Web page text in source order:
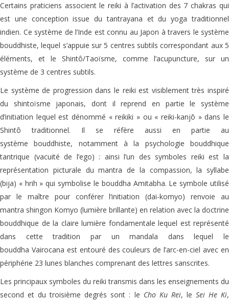
Certains praticiens associent le reiki à l’activation des 7 chakras qui
est une conception issue du tantrayana et du yoga traditionnel
indien. Ce système de l’Inde est connu au Japon à travers le système
bouddhiste, lequel s’appuie sur 5 centres subtils correspondant aux 5
éléments, et le Shintô/Taoïsme, comme l’acupuncture, sur un
système de 3 centres subtils.
Le système de progression dans le reiki est visiblement très inspiré
du shintoïsme japonais, dont il reprend en partie le système
d’initiation lequel est dénommé « reikiki » ou « reiki-kanjō » dans le
Shintô traditionnel. Il se réfère aussi en partie au
système bouddhiste, notamment à la psychologie bouddhique
tantrique (vacuité de l’ego) : ainsi l’un des symboles reiki est la
représentation picturale du mantra de la compassion, la syllabe
(bija) « hrih » qui symbolise le bouddha Amitabha. Le symbole utilisé
par le maître pour conférer l’initiation (dai-komyo) renvoie au
mantra shingon Komyo (lumière brillante) en relation avec la doctrine
bouddhique de la claire lumière fondamentale lequel est représenté
dans cette tradition par un mandala dans lequel le
bouddha Vairocana est entouré des couleurs de l’arc-en-ciel avec en
périphérie 23 lunes blanches comprenant des lettres sanscrites.
Les principaux symboles du reiki transmis dans les enseignements du
second et du troisième degrés sont : le Cho Ku Rei, le Sei He Ki,